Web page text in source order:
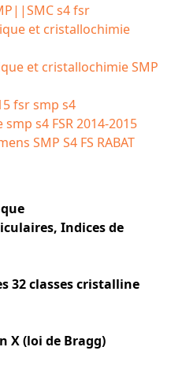
s4 fsr
et cristallochimie
et cristallochimie SMP
fsr smp s4
s4 FSR 2014-2015
SMP S4 FS RABAT
Indices de
32 classes cristalline
(loi de Bragg)